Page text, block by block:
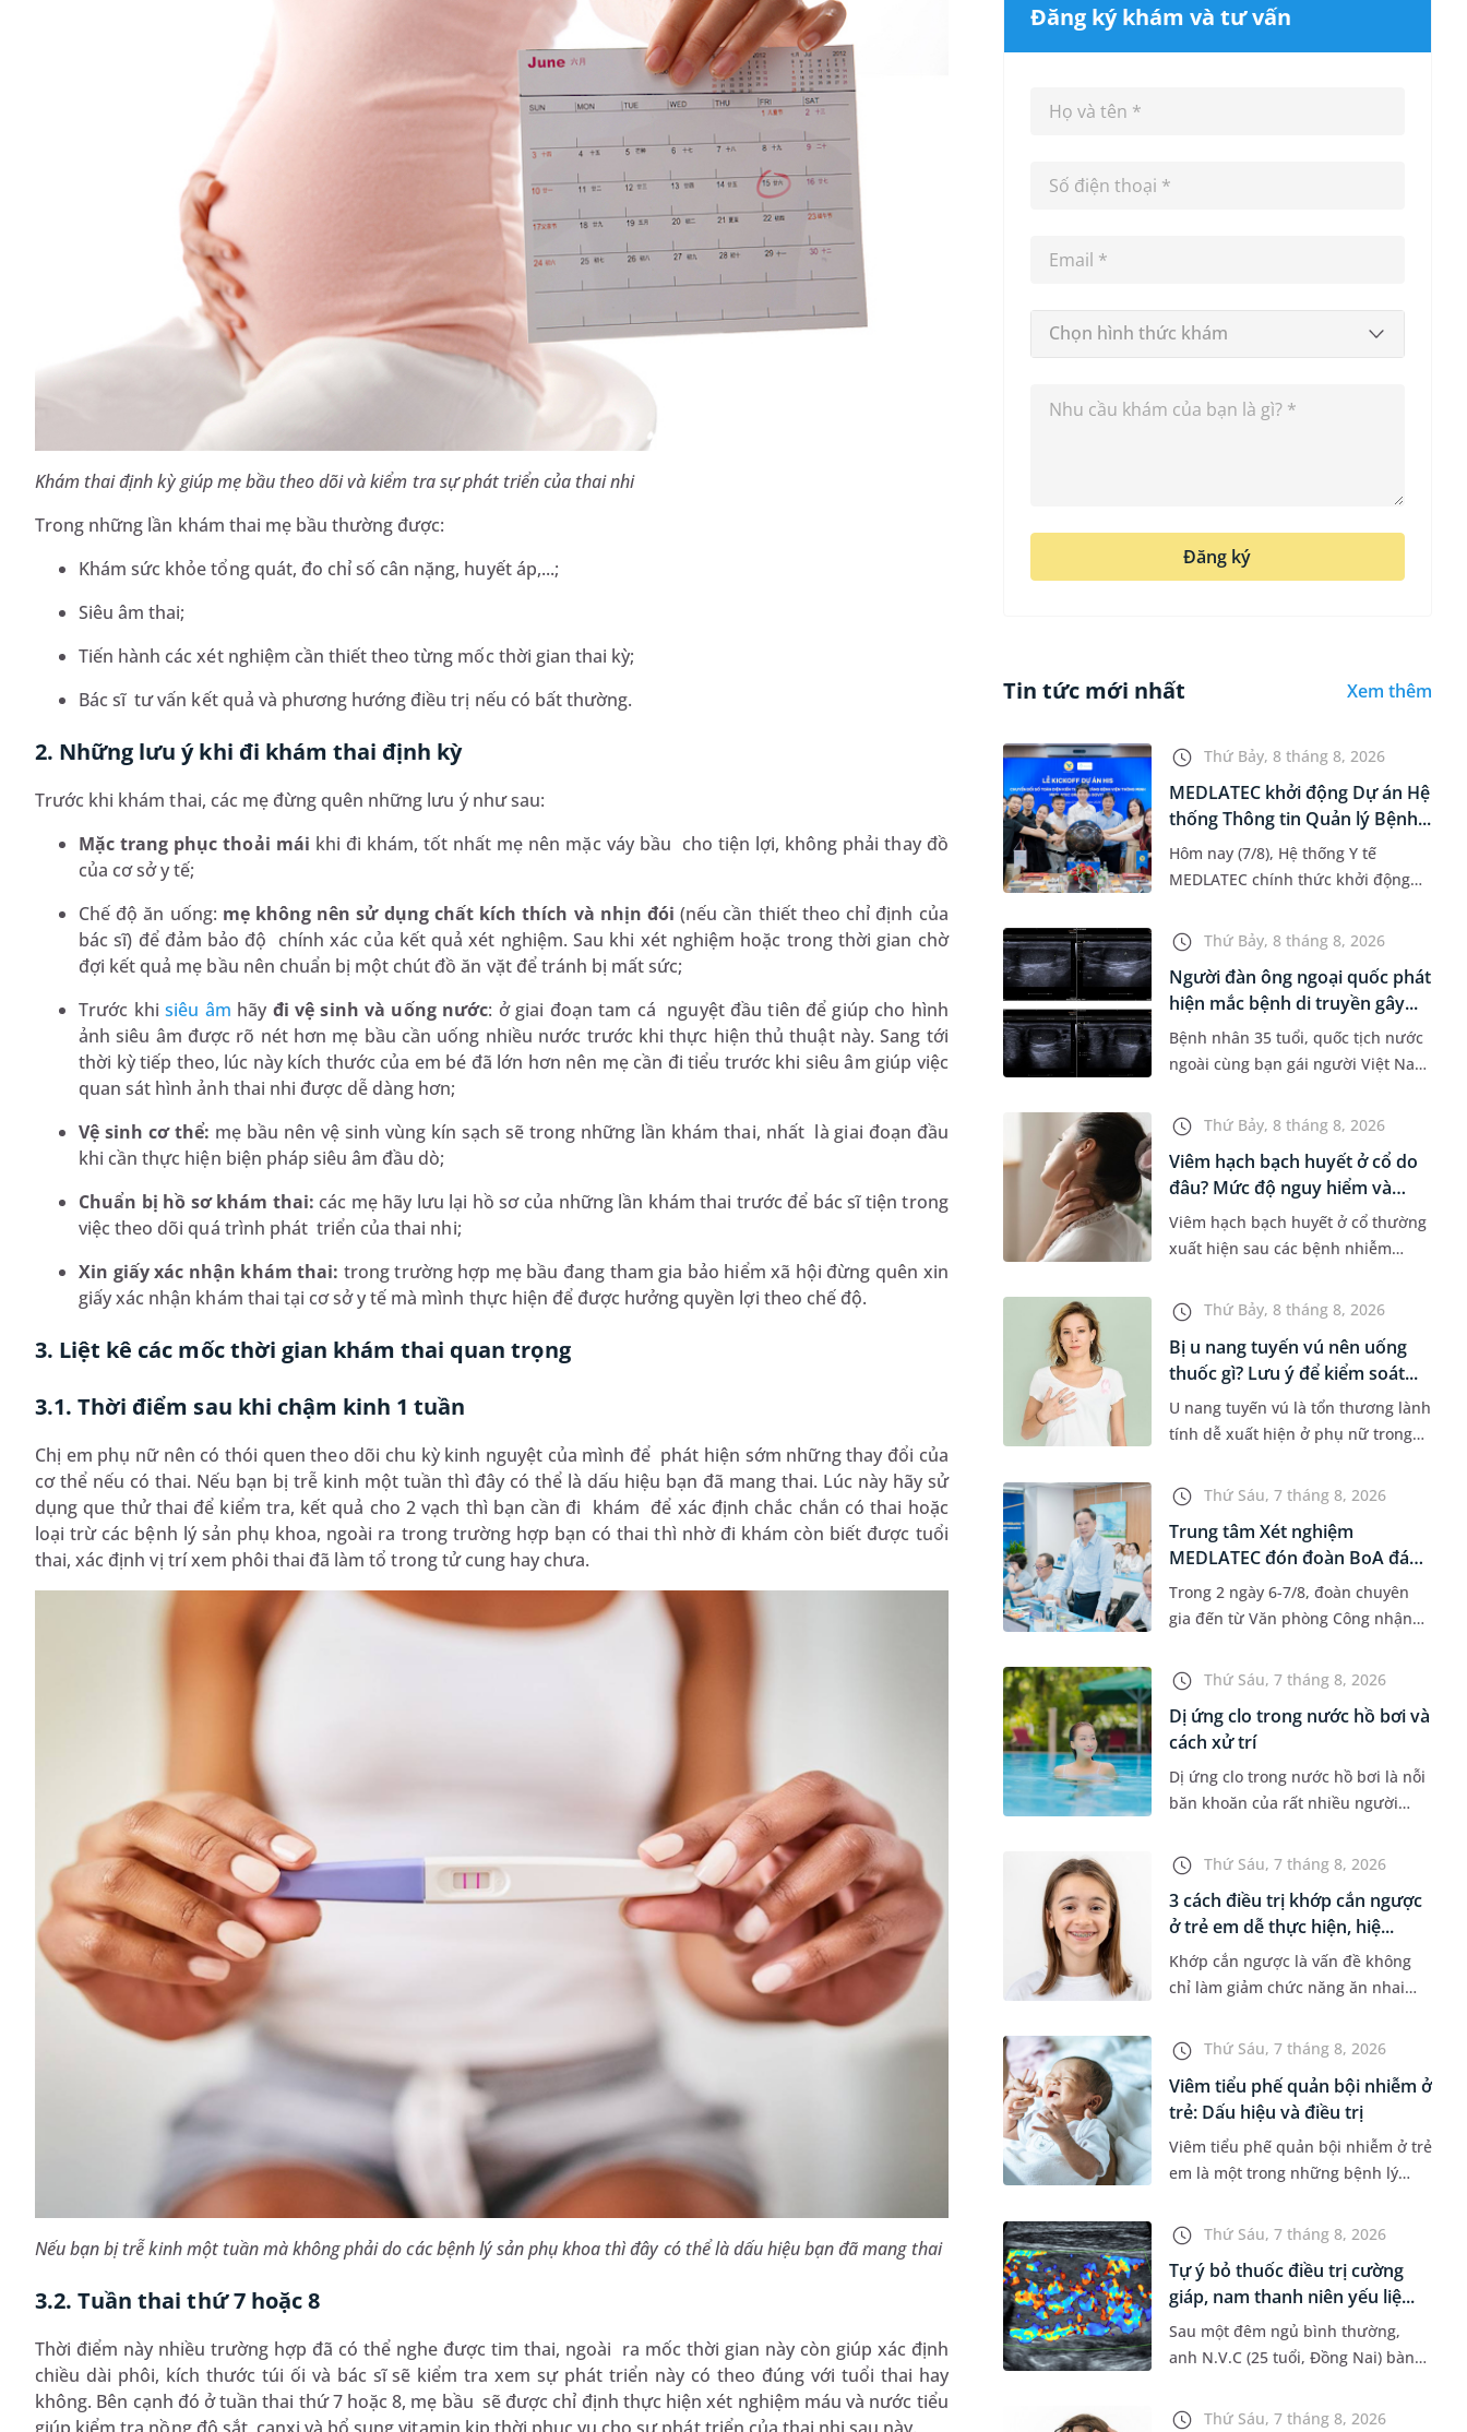
Khám thai định kỳ giúp mẹ bầu theo dõi và kiểm tra sự phát triển của thai nhi
Trong những lần khám thai mẹ bầu thường được:
Khám sức khỏe tổng quát, đo chỉ số cân nặng, huyết áp,...;
Siêu âm thai;
Tiến hành các xét nghiệm cần thiết theo từng mốc thời gian thai kỳ;
Bác sĩ tư vấn kết quả và phương hướng điều trị nếu có bất thường.
2. Những lưu ý khi đi khám thai định kỳ
Trước khi khám thai, các mẹ đừng quên những lưu ý như sau:
Mặc trang phục thoải mái khi đi khám, tốt nhất mẹ nên mặc váy bầu cho tiện lợi, không phải thay đồ
của cơ sở y tế;
Chế độ ăn uống: mẹ không nên sử dụng chất kích thích và nhịn đói (nếu cần thiết theo chỉ định của
bác sĩ) để đảm bảo độ chính xác của kết quả xét nghiệm. Sau khi xét nghiệm hoặc trong thời gian chờ
đợi kết quả mẹ bầu nên chuẩn bị một chút đồ ăn vặt để tránh bị mất sức;
Trước khisiêu âm hãy đi vệ sinh và uống nước: ở giai đoạn tam cá nguyệt đầu tiên để giúp cho hình
ảnh siêu âm được rõ nét hơn mẹ bầu cần uống nhiều nước trước khi thực hiện thủ thuật này. Sang tới
thời kỳ tiếp theo, lúc này kích thước của em bé đã lớn hơn nên mẹ cần đi tiểu trước khi siêu âm giúp việc
quan sát hình ảnh thai nhi được dễ dàng hơn;
Vệ sinh cơ thể: mẹ bầu nên vệ sinh vùng kín sạch sẽ trong những lần khám thai, nhất là giai đoạn đầu
khi cần thực hiện biện pháp siêu âm đầu dò;
Chuẩn bị hồ sơ khám thai: các mẹ hãy lưu lại hồ sơ của những lần khám thai trước để bác sĩ tiện trong
việc theo dõi quá trình phát triển của thai nhi;
Xin giấy xác nhận khám thai: trong trường hợp mẹ bầu đang tham gia bảo hiểm xã hội đừng quên xin
giấy xác nhận khám thai tại cơ sở y tế mà mình thực hiện để được hưởng quyền lợi theo chế độ.
3. Liệt kê các mốc thời gian khám thai quan trọng
3.1. Thời điểm sau khi chậm kinh 1 tuần
Chị em phụ nữ nên có thói quen theo dõi chu kỳ kinh nguyệt của mình để phát hiện sớm những thay đổi của
cơ thể nếu có thai. Nếu bạn bị trễ kinh một tuần thì đây có thể là dấu hiệu bạn đã mang thai. Lúc này hãy sử
dụng que thử thai để kiểm tra, kết quả cho 2 vạch thì bạn cần đi khám để xác định chắc chắn có thai hoặc
loại trừ các bệnh lý sản phụ khoa, ngoài ra trong trường hợp bạn có thai thì nhờ đi khám còn biết được tuổi
thai, xác định vị trí xem phôi thai đã làm tổ trong tử cung hay chưa.
Nếu bạn bị trễ kinh một tuần mà không phải do các bệnh lý sản phụ khoa thì đây có thể là dấu hiệu bạn đã mang thai
3.2. Tuần thai thứ 7 hoặc 8
Thời điểm này nhiều trường hợp đã có thể nghe được tim thai, ngoài ra mốc thời gian này còn giúp xác định
chiều dài phôi, kích thước túi ối và bác sĩ sẽ kiểm tra xem sự phát triển này có theo đúng với tuổi thai hay
không. Bên cạnh đó ở tuần thai thứ 7 hoặc 8, mẹ bầu sẽ được chỉ định thực hiện xét nghiệm máu và nước tiểu
Đăng ký khám và tư vấn
Chọn hình thức khám
Đăng ký
Tin tức mới nhất Xem thêm
Thứ Bảy, 8 tháng 8, 2026
MEDLATEC khởi động Dự án Hệ
thống Thông tin Quản lý Bệnh...
Hôm nay (7/8), Hệ thống Y tế
MEDLATEC chính thức khởi động
Bệnh viện (HIS - Hospital
Information System) giai đoạn mới.
Dự á...
Thứ Bảy, 8 tháng 8, 2026
Người đàn ông ngoại quốc phát
hiện mắc bệnh di truyền gây...
Bệnh nhân 35 tuổi, quốc tịch nước
ngoài cùng bạn gái người Việt Nam
hôn nhân. Qua thăm khám và làm
các xét nghiệm chuyên sâu,...
Thứ Bảy, 8 tháng 8, 2026
Viêm hạch bạch huyết ở cổ do
đâu? Mức độ nguy hiểm và
phư...
Viêm hạch bạch huyết ở cổ thường
xuất hiện sau các bệnh nhiễm
đến lao hạch hoặc ung thư. Để tìm
hiểu nguyên nhân gây viêm,...
Thứ Bảy, 8 tháng 8, 2026
Bị u nang tuyến vú nên uống
thuốc gì? Lưu ý để kiểm soát...
U nang tuyến vú là tổn thương lành
tính dễ xuất hiện ở phụ nữ trong
mắc bệnh, nhiều người thường
băn khoăn u nang tuyến v...
Thứ Sáu, 7 tháng 8, 2026
Trung tâm Xét nghiệm
MEDLATEC đón đoàn BoA đánh
giá giám...
Trong 2 ngày 6-7/8, đoàn chuyên
gia đến từ Văn phòng Công nhận
nhận và đánh giá cao nỗ lực duy trì
hệ thống quản lý chất lượ...
Thứ Sáu, 7 tháng 8, 2026
Dị ứng clo trong nước hồ bơi và
cách xử trí
Dị ứng clo trong nước hồ bơi là nỗi
băn khoăn của rất nhiều người
trường hợp thường xuyên bơi ở
những hồ bơi nhân tạo. Bài v...
Thứ Sáu, 7 tháng 8, 2026
3 cách điều trị khớp cắn ngược
ở trẻ em dễ thực hiện, hiệ...
Khớp cắn ngược là vấn đề không
chỉ làm giảm chức năng ăn nhai
đối của khuôn mặt. Do đó, cần khắc
phục sớm tình trạng này để...
Thứ Sáu, 7 tháng 8, 2026
Viêm tiểu phế quản bội nhiễm ở
trẻ: Dấu hiệu và điều trị
Viêm tiểu phế quản bội nhiễm ở trẻ
em là một trong những bệnh lý
bùng phát vào thời điểm giao mùa.
Khi những tổn thương ban đầ...
Thứ Sáu, 7 tháng 8, 2026
Tự ý bỏ thuốc điều trị cường
giáp, nam thanh niên yếu liệ...
Sau một đêm ngủ bình thường,
anh N.V.C (25 tuổi, Đồng Nai) bàng
không thể vận động đi lại được. Kết
Thứ Sáu, 7 tháng 8, 2026